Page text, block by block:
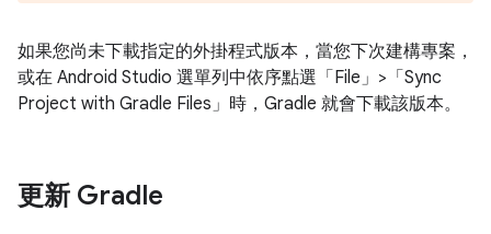
如果您尚未下載指定的外掛程式版本，當您下次建構專案，
或在 Android Studio 選單列中依序點選「File」 >「Sync
Project with Gradle Files」 時，Gradle 就會下載該版本。
更新 Gradle